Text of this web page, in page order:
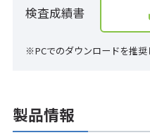
検査成績書
※PCでのダウンロードを推奨
製品情報